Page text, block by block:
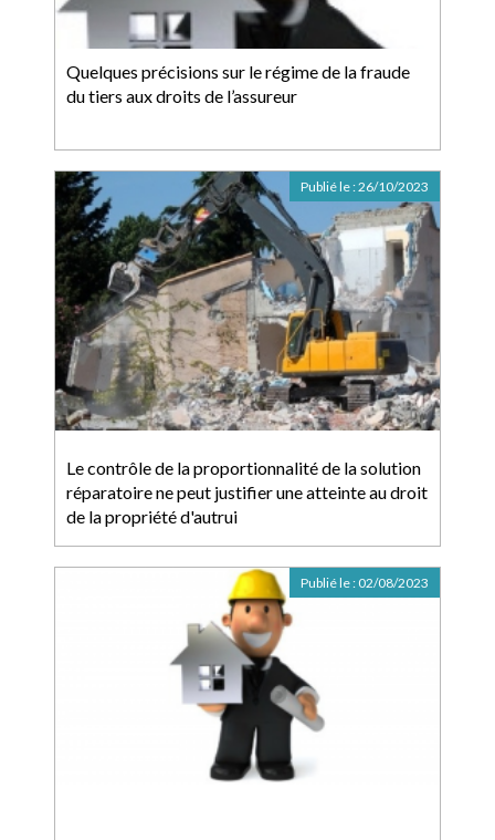
Quelques précisions sur le régime de la fraude
du tiers aux droits de l’assureur
Le contrôle de la proportionnalité de la solution
réparatoire ne peut justifier une atteinte au droit
de la propriété d'autrui
Publié le :26/10/2023
Publié le : 02/08/2023